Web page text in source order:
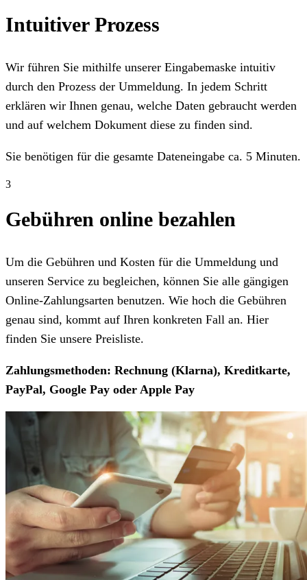
Intuitiver Prozess
Wir führen Sie mithilfe unserer Eingabemaske intuitiv
durch den Prozess der Ummeldung. In jedem Schritt
erklären wir Ihnen genau, welche Daten gebraucht werden
und auf welchem Dokument diese zu finden sind.
Sie benötigen für die gesamte Dateneingabe ca. 5 Minuten.
3
Gebühren online bezahlen
Um die Gebühren und Kosten für die Ummeldung und
unseren Service zu begleichen, können Sie alle gängigen
Online-Zahlungsarten benutzen. Wie hoch die Gebühren
genau sind, kommt auf Ihren konkreten Fall an. Hier
finden Sie unsere Preisliste.
Zahlungsmethoden: Rechnung (Klarna), Kreditkarte,
PayPal, Google Pay oder Apple Pay